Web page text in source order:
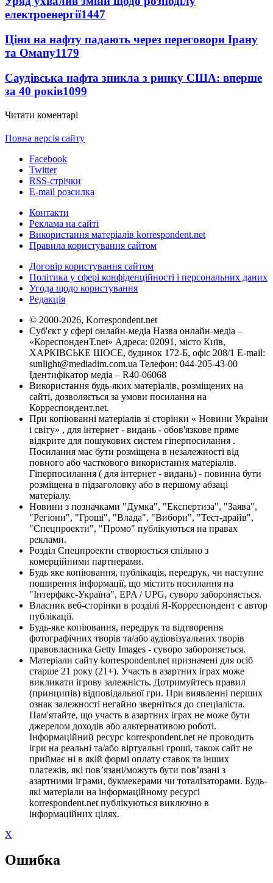
електроенергії1447
Ціни на нафту падають через переговори Ірану
та Оману1179
Саудівська нафта зникла з ринку США: вперше
за 40 років1099
Читати коментарі
Повна версія сайту
Facebook
Twitter
RSS-стрічки
E-mail розсилка
Контакти
Реклама на сайті
Використання матеріалів korrespondent.net
Правила користування сайтом
Договір користування сайтом
Політика у сфері конфіденційності і персональних даних
Угода щодо користування
Редакція
© 2000-2026, Korrespondent.net
Суб'єкт у сфері онлайн-медіа Назва онлайн-медіа –
«КореспонденТ.net» Адреса: 02091, місто Київ,
ХАРКІВСЬКЕ ШОСЕ, будинок 172-Б, офіс 208/1 E-mail:
sunlight@mediadim.com.ua Телефон: 044-205-43-00
Ідентифікатор медіа – R40-06068
Використання будь-яких матеріалів, розміщених на
сайті, дозволяється за умови посилання на
Корреспондент.net.
При копіюванні матеріалів зі сторінки « Новини України
і світу» , для інтернет - видань - обов'язкове пряме
відкрите для пошукових систем гіперпосилання .
Посилання має бути розміщена в незалежності від
повного або часткового використання матеріалів.
Гіперпосилання ( для інтернет - видань) - повинна бути
розміщена в підзаголовку або в першому абзаці
матеріалу.
Новини з позначками "Думка", "Експертиза", "Заява",
"Регіони", "Гроші", "Влада", "Вибори", "Тест-драйв",
"Спецпроекти", "Промо" публікуються на правах
реклами.
Розділ Спецпроекти створюється спільно з
комерційними партнерами.
Будь яке копіювання, публікація, передрук, чи наступне
поширення інформації, що містить посилання на
"Інтерфакс-Україна", EPA / UPG, суворо забороняється.
Власник веб-сторінки в розділі Я-Корреспондент є автор
публікації.
Будь-яке копіювання, передрук та відтворення
фотографічних творів та/або аудіовізуальних творів
правовласника Getty Images - суворо забороняється.
Матеріали сайту korrespondent.net призначені для осіб
старше 21 року (21+). Участь в азартних іграх може
викликати ігрову залежність. Дотримуйтесь правил
(принципів) відповідальної гри. При виявленні перших
ознак залежності негайно зверніться до спеціаліста.
Пам'ятайте, що участь в азартних іграх не може бути
джерелом доходів або альтернативою роботі.
Інформаційний ресурс korrespondent.net не проводить
ігри на реальні та/або віртуальні гроші, також сайт не
приймає ні в якій формі оплату ставок та інших
платежів, які пов’язані/можуть бути пов’язані з
азартними іграми, букмекерами чи тоталізаторами. Будь-
які матеріали на інформаційному ресурсі
korrespondent.net публікуються виключно в
інформаційних цілях.
X
Ошибка